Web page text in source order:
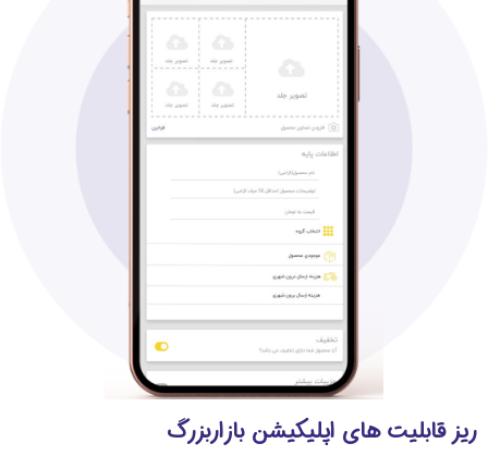
ریز قابلیت های اپلیکیشن بازاربزرگ